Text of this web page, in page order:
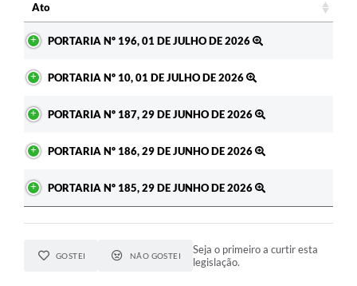
Ato
PORTARIA Nº 196, 01 DE JULHO DE 2026
PORTARIA Nº 10, 01 DE JULHO DE 2026
PORTARIA Nº 187, 29 DE JUNHO DE 2026
PORTARIA Nº 186, 29 DE JUNHO DE 2026
PORTARIA Nº 185, 29 DE JUNHO DE 2026
GOSTEI NÃO GOSTEI
Seja o primeiro a curtir esta
legislação.